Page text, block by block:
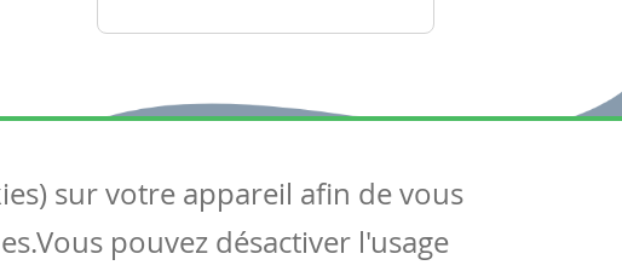
Suivez-nous
Contactez-nous
sur votre appareil afin de vous
pouvez désactiver l'usage